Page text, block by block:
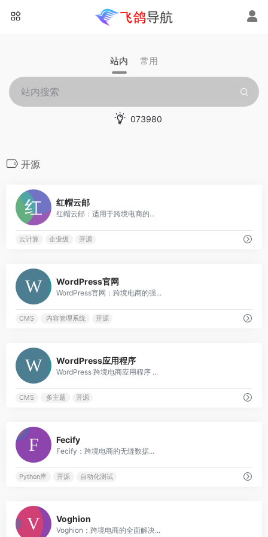
站内 常用
073980
开源
红帽云邮
红帽云邮：适用于跨境电商的...
云计算 企业级 开源
WordPress官网
WordPress官网：跨境电商的强...
CMS 内容管理系统 开源
WordPress应用程序
WordPress 跨境电商应用程序 ...
CMS 多主题 开源
Fecify
Fecify：跨境电商的无缝数据...
Python库 开源 自动化测试
Voghion
Voghion：跨境电商的全面解决...